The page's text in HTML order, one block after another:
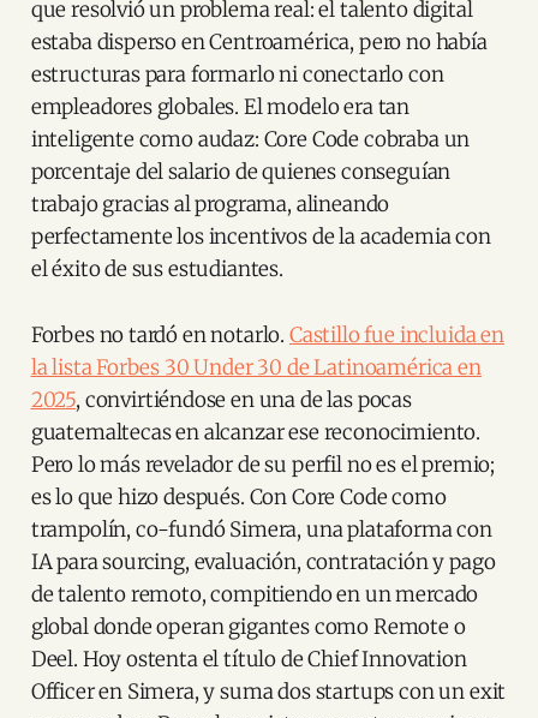
que resolvió un problema real: el talento digital
estaba disperso en Centroamérica, pero no había
estructuras para formarlo ni conectarlo con
empleadores globales. El modelo era tan
inteligente como audaz: Core Code cobraba un
porcentaje del salario de quienes conseguían
trabajo gracias al programa, alineando
perfectamente los incentivos de la academia con
el éxito de sus estudiantes.
Forbes no tardó en notarlo. Castillo fue incluida en
la lista Forbes 30 Under 30 de Latinoamérica en
2025, convirtiéndose en una de las pocas
guatemaltecas en alcanzar ese reconocimiento.
Pero lo más revelador de su perfil no es el premio;
es lo que hizo después. Con Core Code como
trampolín, co-fundó Simera, una plataforma con
IA para sourcing, evaluación, contratación y pago
de talento remoto, compitiendo en un mercado
global donde operan gigantes como Remote o
Deel. Hoy ostenta el título de Chief Innovation
Officer en Simera, y suma dos startups con un exit